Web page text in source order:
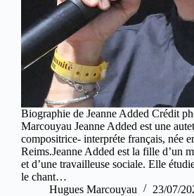
Biographie de Jeanne Added Crédit
Marcouyau Jeanne Added est une
compositrice- interpréte français, née
Reims.Jeanne Added est la fille d’un
et d’une travailleuse sociale. Elle
le chant…
Hugues Marcouyau
23/07/